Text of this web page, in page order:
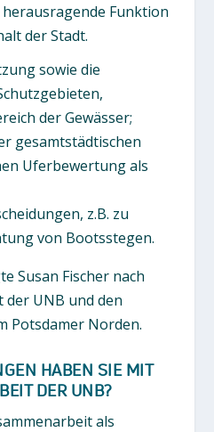
Funktion
der Stadt.
sowie die
der Gewässer;
gesamtstädtischen
Uferbewertung als
z.B. zu
von Bootsstegen.
Susan Fischer nach
UNB und den
Potsdamer Norden.
HABEN SIE MIT
DER UNB?
als